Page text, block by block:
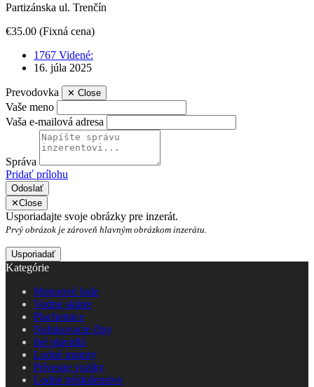
Partizánska ul. Trenčín
€35.00 (Fixná cena)
1767 Videné:
16. júla 2025
Prevodovka ✕ Close
Vaše meno
Vaša e-mailová adresa
Správa
Pridať prílohu
Odoslať
✕Close
Usporiadajte svoje obrázky pre inzerát.
Prvý obrázok je zároveň hlavným obrázkom inzerátu.
Kategórie
Motorové lode
Vodné skútre
Plachetnice
Nafukovacie člny
Iné plavidlá
Lodné motory
Prívesne vozíky
Lodné príslušenstvo